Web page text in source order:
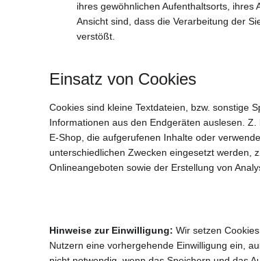
ihres gewöhnlichen Aufenthaltsorts,
Ansicht sind, dass die Verarbeitung der
verstößt.
Einsatz von Cookies
Cookies sind kleine Textdateien, bzw. sonstige
Informationen aus den Endgeräten auslesen.
E-Shop, die aufgerufenen Inhalte oder
unterschiedlichen Zwecken eingesetzt werden,
Onlineangeboten sowie der Erstellung von
Hinweise zur Einwilligung: Wir setzen
Nutzern eine vorhergehende Einwilligung ein,